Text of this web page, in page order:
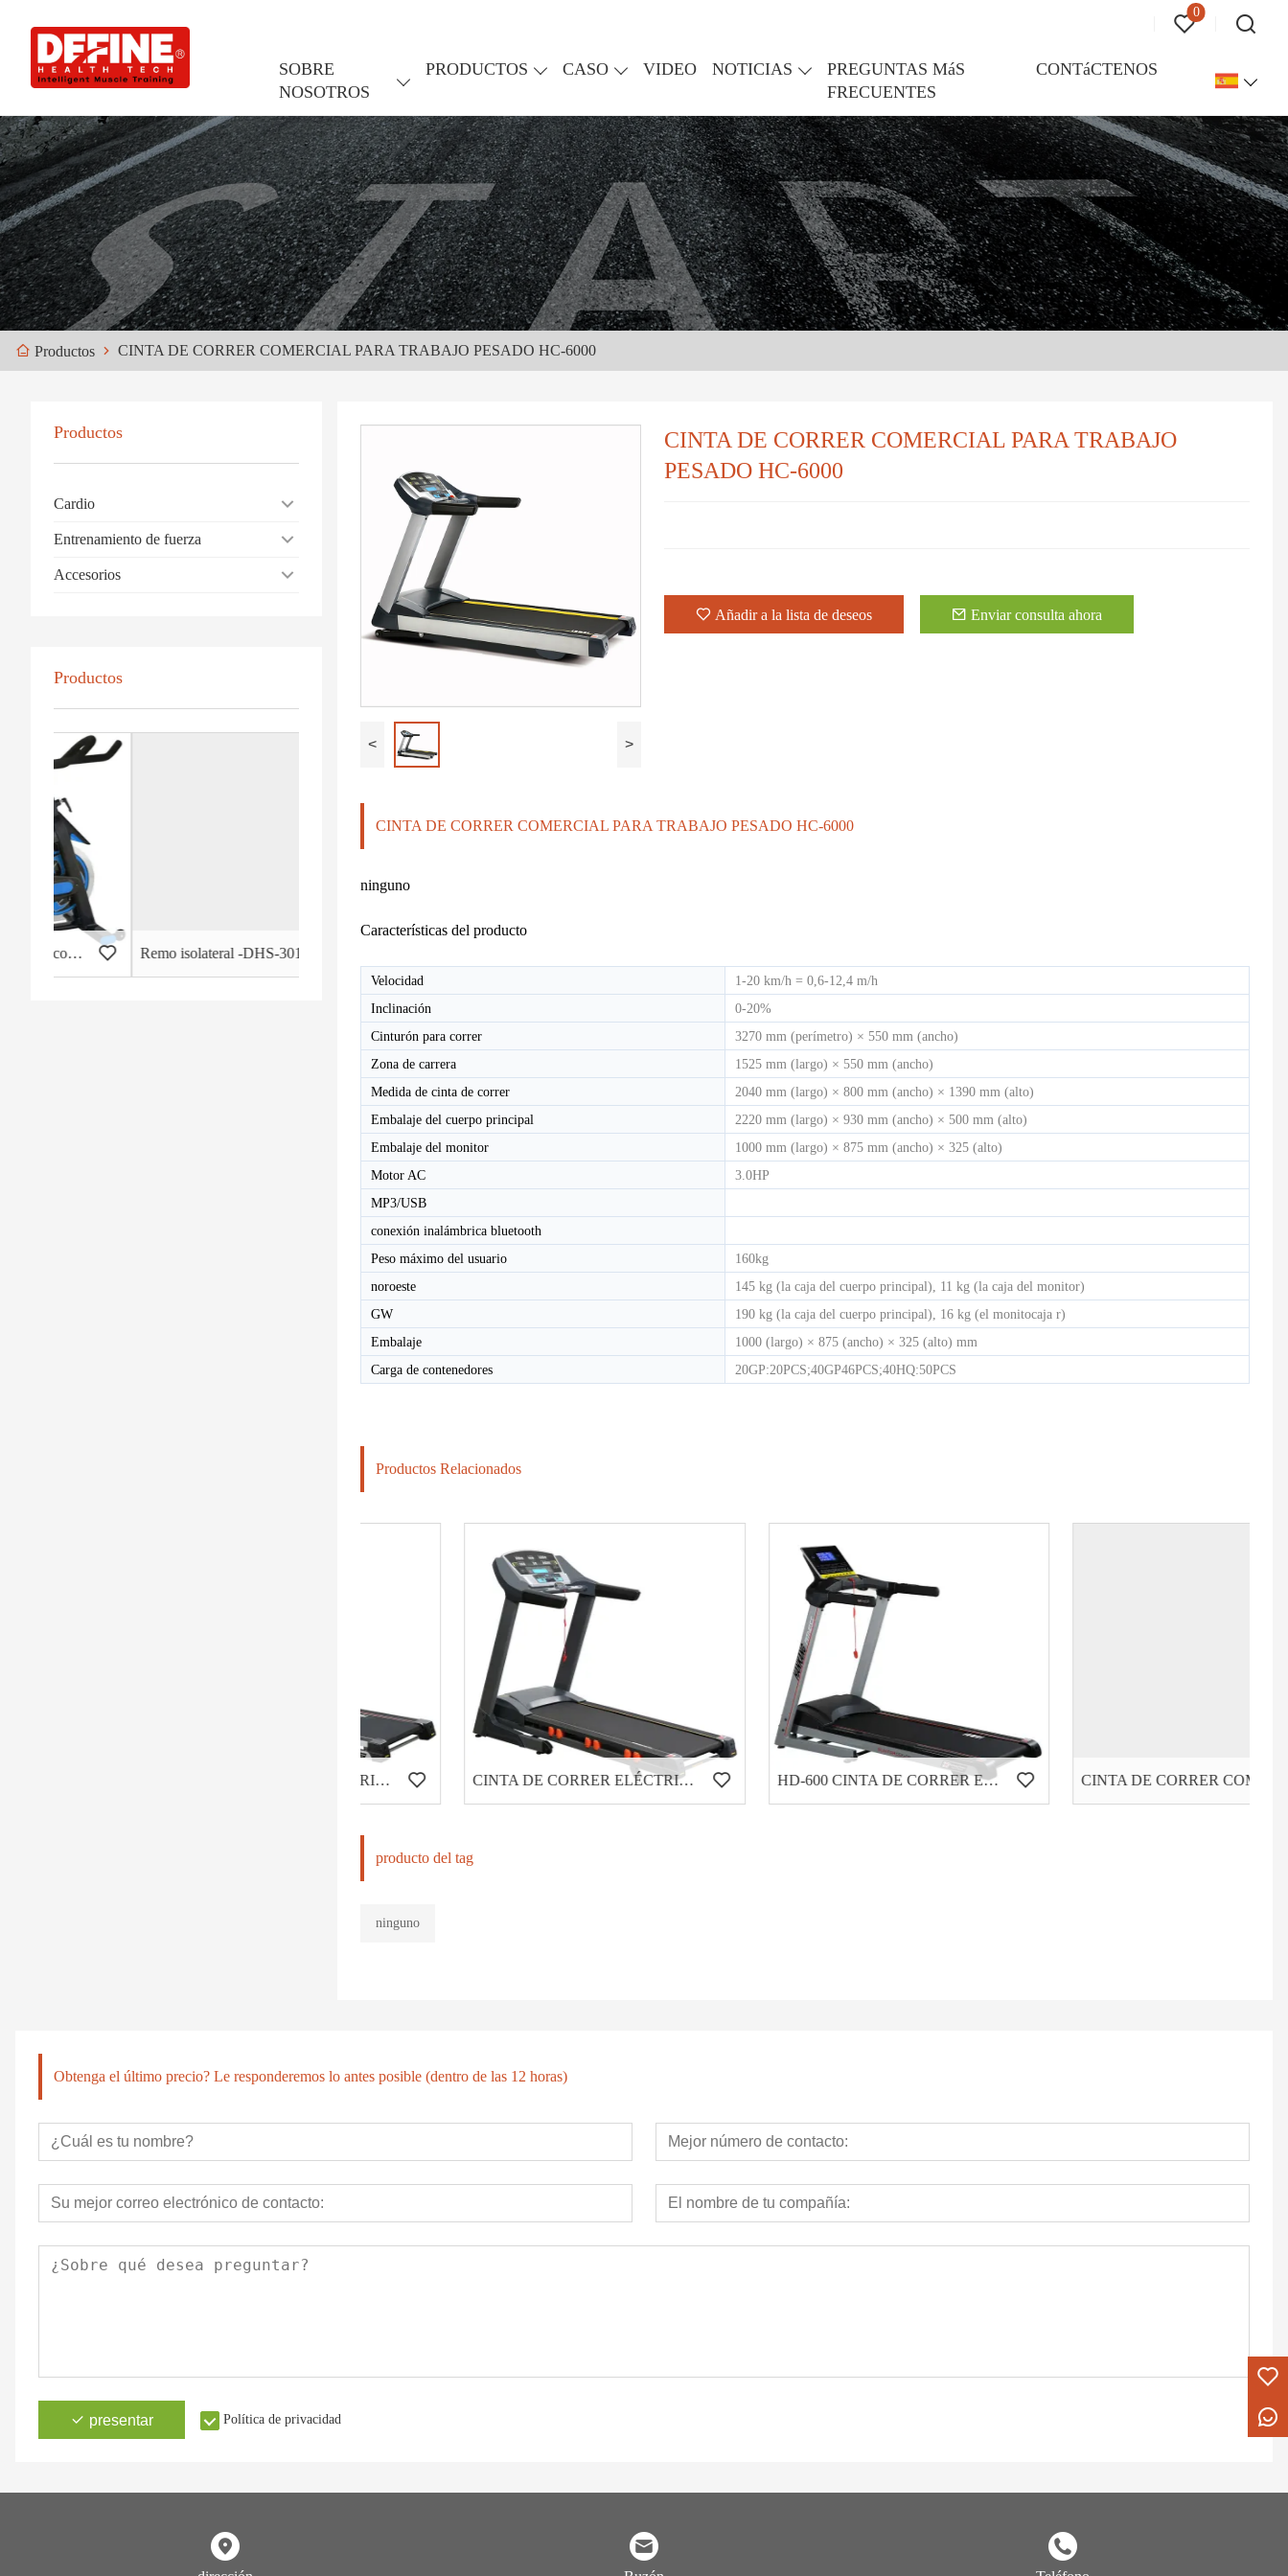
0
SOBRE
NOSOTROS
PRODUCTOS CASO VIDEO NOTICIAS
PREGUNTAS MáS
FRECUENTES
CONTáCTENOS
Productos CINTA DE CORRER COMERCIAL PARA TRABAJO PESADO HC-6000
Productos
Cardio
Entrenamiento de fuerza
Accesorios
Productos
Remo isolateral -DHS-3011
< >
CINTA DE CORRER COMERCIAL PARA TRABAJO
PESADO HC-6000
Añadir a la lista de deseos Enviar consulta ahora
CINTA DE CORRER COMERCIAL PARA TRABAJO PESADO HC-6000
ninguno
Características del producto
Velocidad
1-20 km/h = 0,6-12,4 m/h
Inclinación
0-20%
Cinturón para correr
3270 mm (perímetro) × 550 mm (ancho)
Zona de carrera
1525 mm (largo) × 550 mm (ancho)
Medida de cinta de correr
2040 mm (largo) × 800 mm (ancho) × 1390 mm (alto)
Embalaje del cuerpo principal
2220 mm (largo) × 930 mm (ancho) × 500 mm (alto)
Embalaje del monitor
1000 mm (largo) × 875 mm (ancho) × 325 (alto)
Motor AC
3.0HP
MP3/USB
conexión inalámbrica bluetooth
Peso máximo del usuario
160kg
noroeste
145 kg (la caja del cuerpo principal), 11 kg (la caja del monitor)
GW
190 kg (la caja del cuerpo principal), 16 kg (el monitocaja r)
Embalaje
1000 (largo) × 875 (ancho) × 325 (alto) mm
Carga de contenedores
20GP:20PCS;40GP46PCS;40HQ:50PCS
Productos Relacionados
CINTA DE CORRER ELÉCTRICA COMERCIAL LIGERA HD-900 HD-600 CINTA DE CORRER ELÉCTRICA PARA USO DOMÉSTICO CINTA DE CORRER COMERCIAL PARA TRABAJO PESADO HC-8000
producto del tag
ninguno
Obtenga el último precio? Le responderemos lo antes posible (dentro de las 12 horas)
presentar Política de privacidad